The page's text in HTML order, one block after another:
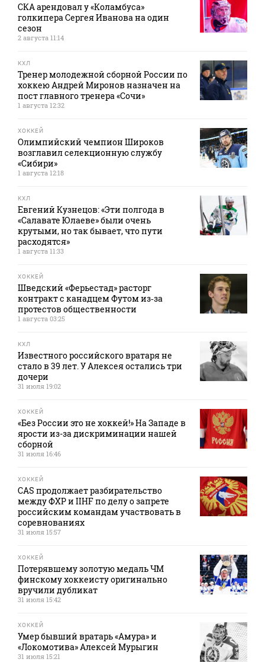
СКА арендовал у «Коламбуса»
голкипера Сергея Иванова на один
сезон
2 августа 11:14
КХЛ
Тренер молодежной сборной России по
хоккею Андрей Миронов назначен на
пост главного тренера «Сочи»
1 августа 12:32
ХОККЕЙ
Олимпийский чемпион Широков
возглавил селекционную службу
«Сибири»
1 августа 12:18
КХЛ
Евгений Кузнецов: «Эти полгода в
«Салавате Юлаеве» были очень
крутыми, но так бывает, что пути
расходятся»
1 августа 11:33
ХОККЕЙ
Шведский «Ферьестад» расторг
контракт с канадцем Футом из‑за
протестов общественности
1 августа 03:25
КХЛ
Известного российского вратаря не
стало в 39 лет. У Алексея остались три
дочери
31 июля 19:02
ХОККЕЙ
«Без России это не хоккей!» На Западе в
ярости из-за дискриминации нашей
сборной
31 июля 16:46
ХОККЕЙ
CAS продолжает разбирательство
между ФХР и IIHF по делу о запрете
российским командам участвовать в
соревнованиях
31 июля 15:57
ХОККЕЙ
Потерявшему золотую медаль ЧМ
финскому хоккеисту оригинально
вручили дубликат
31 июля 15:42
ХОККЕЙ
Умер бывший вратарь «Амура» и
«Локомотива» Алексей Мурыгин
31 июля 15:21